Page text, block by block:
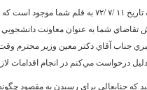
ب) يادداشتي به تاريخ ‌١١ /‌٧ /‌٧٢
تقاضاي شما به عنوان معاونت دانشجويي
جناب آقاي دکتر معين وزير محترم وقت
درخواست مي‌کنم در انجام اقدامات
که جنابعالي براي رسيدن به مقصود